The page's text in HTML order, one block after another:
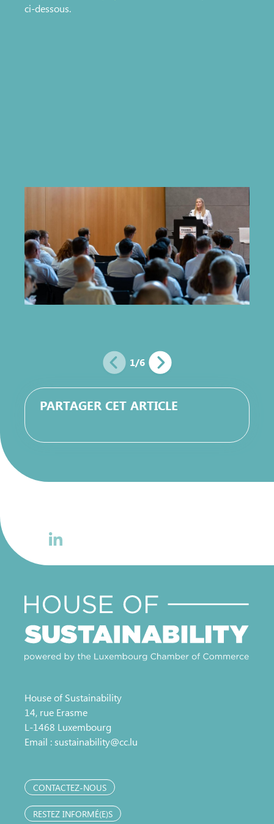
protection des données personnelles
ci-dessous.
1/6
PARTAGER CET ARTICLE
House of Sustainability
14, rue Erasme
L-1468 Luxembourg
Email :sustainability@cc.lu
CONTACTEZ-NOUS
RESTEZ INFORMÉ(E)S